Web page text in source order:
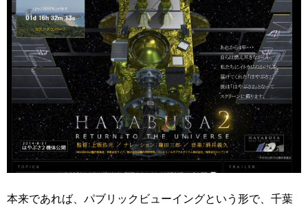
本来であれば、パブリックビューイングという形で、千葉